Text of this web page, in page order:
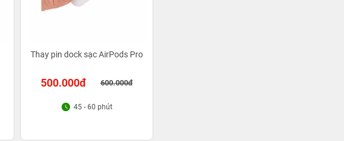
Thay pin dock sạc AirPods Pro
500.000đ 600.000đ
45 - 60 phút